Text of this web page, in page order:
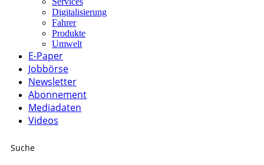
Digitalisierung
Fahrer
Produkte
Umwelt
E-Paper
Jobbörse
Newsletter
Abonnement
Mediadaten
Videos